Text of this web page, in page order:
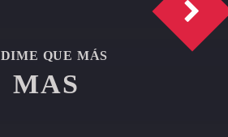
DIME QUE MÁS
MAS